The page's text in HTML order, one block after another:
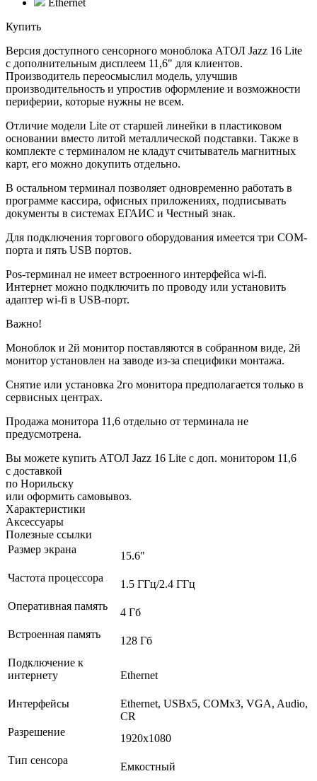
Купить
Версия доступного сенсорного моноблока АТОЛ Jazz 16 Lite
с дополнительным дисплеем 11,6" для клиентов.
Производитель переосмыслил модель, улучшив
производительность и упростив оформление и возможности
периферии, которые нужны не всем.
Отличие модели Lite от старшей линейки в пластиковом
основании вместо литой металлической подставки. Также в
комплекте с терминалом не кладут считыватель магнитных
карт, его можно докупить отдельно.
В остальном терминал позволяет одновременно работать в
программе кассира, офисных приложениях, подписывать
документы в системах ЕГАИС и Честный знак.
Для подключения торгового оборудования имеется три COM-
порта и пять USB портов.
Pos-терминал не имеет встроенного интерфейса wi-fi.
Интернет можно подключить по проводу или установить
адаптер wi-fi в USB-порт.
Важно!
Моноблок и 2й монитор поставляются в собранном виде, 2й
монитор установлен на заводе из-за специфики монтажа.
Снятие или установка 2го монитора предполагается только в
сервисных центрах.
Продажа монитора 11,6 отдельно от терминала не
предусмотрена.
Вы можете купить АТОЛ Jazz 16 Lite с доп. монитором 11,6
с доставкой
по Норильску
или оформить самовывоз.
Характеристики
Аксессуары
Полезные ссылки
Размер экрана
15.6"
Частота процессора
1.5 ГГц/2.4 ГГц
Оперативная память
4 Гб
Встроенная память
128 Гб
Подключение к
интернету
Ethernet
Интерфейсы
Ethernet, USBх5, COMх3, VGA, Audio,
CR
Разрешение
1920x1080
Тип сенсора
Емкостный